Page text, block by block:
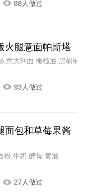
88人做过
火腿意面帕斯塔
,意大利面,橄榄油,黑胡椒
93人做过
面包和草莓果酱
粉,牛奶,酵母,黄油
27人做过